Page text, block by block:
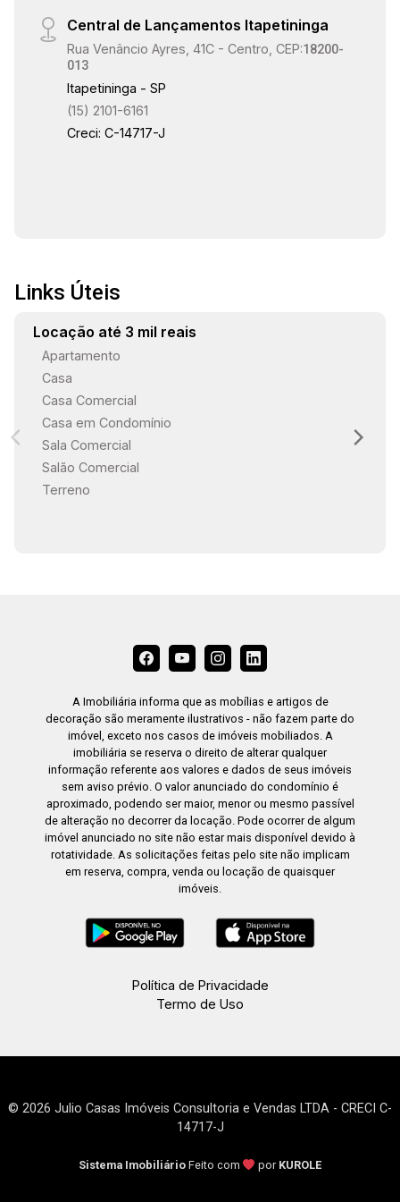
cidade.Central de Lançamentos Itapetininga
Rua Venâncio Ayres, 41C - Centro, CEP:18200-
013
Itapetininga - SP
(15) 2101-6161
Creci: C-14717-J
Links Úteis
Locação até 3 mil reais
Apartamento
Casa
Casa Comercial
Casa em Condomínio
Sala Comercial
Salão Comercial
Terreno
A Imobiliária informa que as mobílias e artigos de
decoração são meramente ilustrativos - não fazem parte do
imóvel, exceto nos casos de imóveis mobiliados. A
imobiliária se reserva o direito de alterar qualquer
informação referente aos valores e dados de seus imóveis
sem aviso prévio. O valor anunciado do condomínio é
aproximado, podendo ser maior, menor ou mesmo passível
de alteração no decorrer da locação. Pode ocorrer de algum
imóvel anunciado no site não estar mais disponível devido à
rotatividade. As solicitações feitas pelo site não implicam
em reserva, compra, venda ou locação de quaisquer
imóveis.
Política de Privacidade
Termo de Uso
© 2026 Julio Casas Imóveis Consultoria e Vendas LTDA - CRECI C-
14717-J
Sistema Imobiliário Feito com por KUROLE